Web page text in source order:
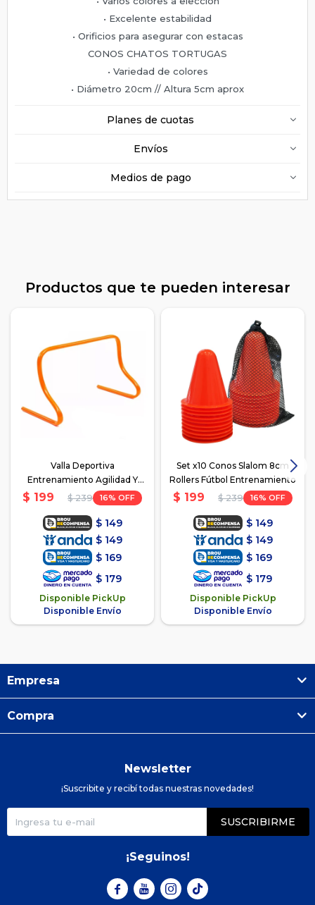
• Excelente estabilidad
• Orificios para asegurar con estacas
CONOS CHATOS TORTUGAS
• Variedad de colores
• Diámetro 20cm // Altura 5cm aprox
Planes de cuotas
Envíos
Medios de pago
Productos que te pueden interesar
Valla Deportiva
Entrenamiento Agilidad Y
Coordinación
$ 199 $ 239 16
$ 149
$ 149
$ 169
$ 179
Disponible PickUp
Disponible Envío
Set x10 Conos Slalom 8cm
Rollers Fútbol Entrenamiento
$ 199 $ 239 16
$ 149
$ 149
$ 169
$ 179
Disponible PickUp
Disponible Envío
Empresa
Compra
Newsletter
¡Suscribite y recibí todas nuestras novedades!
SUSCRIBIRME
¡Seguinos!
  